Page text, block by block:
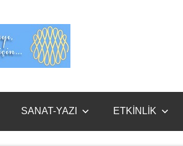
Benim
SANAT-YAZI ETKİNLİK